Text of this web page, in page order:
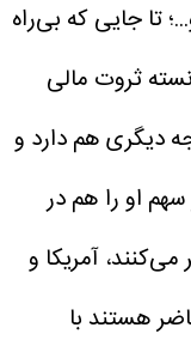
تا جایی که بی‌راه
ثروت مالی
دیگری هم دارد و
او را هم در
آمریکا و
هستند با